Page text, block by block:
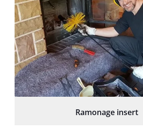
Ramonage insert